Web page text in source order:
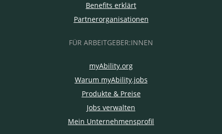
Benefits erklärt
Partnerorganisationen
FÜR ARBEITGEBER:INNEN
myAbility.org
Warum myAbility.jobs
Produkte & Preise
Jobs verwalten
Mein Unternehmensprofil